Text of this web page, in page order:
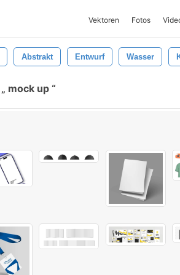
Vektoren Fotos
Abstrakt Entwurf Wasser
mock up